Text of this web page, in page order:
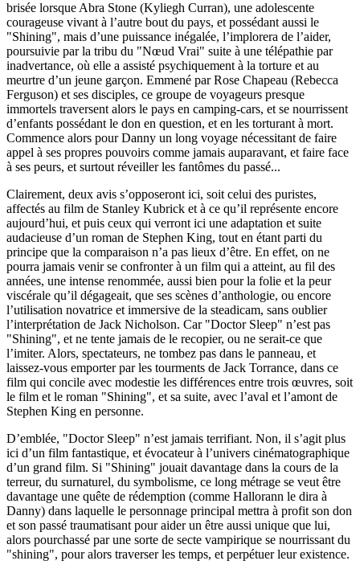
brisée lorsque Abra Stone (Kyliegh Curran), une adolescente
courageuse vivant à l’autre bout du pays, et possédant aussi le
"Shining", mais d’une puissance inégalée, l’implorera de l’aider,
poursuivie par la tribu du "Nœud Vrai" suite à une télépathie par
inadvertance, où elle a assisté psychiquement à la torture et au
meurtre d’un jeune garçon. Emmené par Rose Chapeau (Rebecca
Ferguson) et ses disciples, ce groupe de voyageurs presque
immortels traversent alors le pays en camping-cars, et se nourrissent
d’enfants possédant le don en question, et en les torturant à mort.
Commence alors pour Danny un long voyage nécessitant de faire
appel à ses propres pouvoirs comme jamais auparavant, et faire face
à ses peurs, et surtout réveiller les fantômes du passé...
Clairement, deux avis s’opposeront ici, soit celui des puristes,
affectés au film de Stanley Kubrick et à ce qu’il représente encore
aujourd’hui, et puis ceux qui verront ici une adaptation et suite
audacieuse d’un roman de Stephen King, tout en étant parti du
principe que la comparaison n’a pas lieux d’être. En effet, on ne
pourra jamais venir se confronter à un film qui a atteint, au fil des
années, une intense renommée, aussi bien pour la folie et la peur
viscérale qu’il dégageait, que ses scènes d’anthologie, ou encore
l’utilisation novatrice et immersive de la steadicam, sans oublier
l’interprétation de Jack Nicholson. Car "Doctor Sleep" n’est pas
"Shining", et ne tente jamais de le recopier, ou ne serait-ce que
l’imiter. Alors, spectateurs, ne tombez pas dans le panneau, et
laissez-vous emporter par les tourments de Jack Torrance, dans ce
film qui concile avec modestie les différences entre trois œuvres, soit
le film et le roman "Shining", et sa suite, avec l’aval et l’amont de
Stephen King en personne.
D’emblée, "Doctor Sleep" n’est jamais terrifiant. Non, il s’agit plus
ici d’un film fantastique, et évocateur à l’univers cinématographique
d’un grand film. Si "Shining" jouait davantage dans la cours de la
terreur, du surnaturel, du symbolisme, ce long métrage se veut être
davantage une quête de rédemption (comme Hallorann le dira à
Danny) dans laquelle le personnage principal mettra à profit son don
et son passé traumatisant pour aider un être aussi unique que lui,
alors pourchassé par une sorte de secte vampirique se nourrissant du
"shining", pour alors traverser les temps, et perpétuer leur existence.